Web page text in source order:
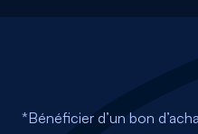
*Bénéficier d’un bon